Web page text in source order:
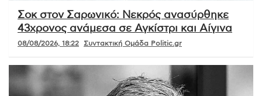
Σοκ στον Σαρωνικό: Νεκρός ανασύρθηκε
43χρονος ανάμεσα σε Αγκίστρι και Αίγινα
08/08/2026, 18:22 Συντακτική Ομάδα Politic.gr